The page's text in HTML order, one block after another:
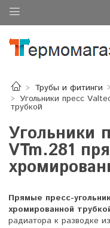
Трубы и фитинги
Угольники пресс
трубкой
Угольники
VTm.281
Прямые пресс-
хромированной
радиатора к разводке